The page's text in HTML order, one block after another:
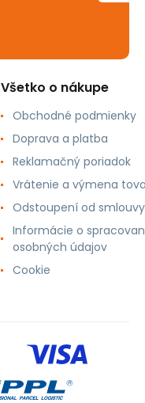
Všetko o nákupe
Obchodné podmienky
Doprava a platba
Reklamačný poriadok
Vrátenie a výmena
Odstoupení od smlouvy
Informácie o
osobných údajov
Cookie